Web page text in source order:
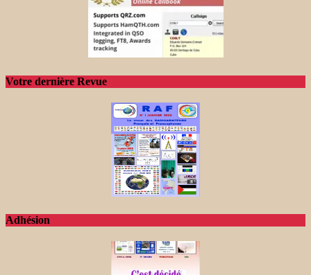
Votre dernière Revue
Adhésion